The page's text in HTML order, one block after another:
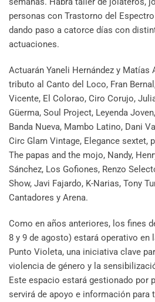
personas con Trastorno del
dando paso a catorce días con
actuaciones.
Actuarán Yaneli Hernández y Matías
tributo al Canto del Loco, Fran
Vicente, El Colorao, Ciro Corujo,
Güerma, Soul Project, Leyenda
Banda Nueva, Mambo Latino, Dani
Circ Glam Vintage, Elegance sextet,
The papas and the mojo, Nandy,
Sánchez, Los Gofiones, Renzo
Show, Javi Fajardo, K-Narias, Tony
Cantadores y Arena.
Como en años anteriores, los fines
8 y 9 de agosto) estará operativo en
Punto Violeta, una iniciativa clave
violencia de género y la
Este espacio estará gestionado por
servirá de apoyo e información para